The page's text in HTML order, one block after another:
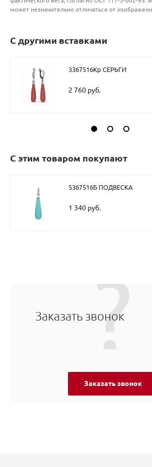
может незначительно отличаться от
С другими вставками
3367516Кр СЕРЬГИ
2 760 руб.
С этим товаром покупают
5367516Б ПОДВЕСКА
1 340 руб.
Заказать звонок
Заказать звонок